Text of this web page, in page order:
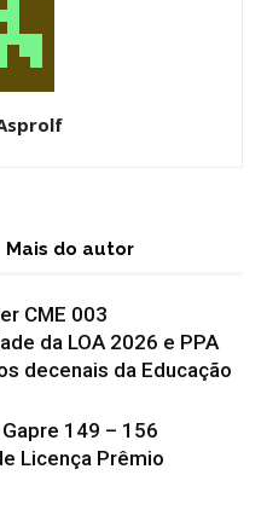
Mais do autor
CME 003
da LOA 2026 e PPA
decenais da Educação
149 – 156
Licença Prêmio